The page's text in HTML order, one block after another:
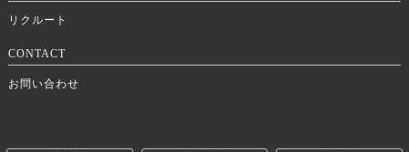
リクルート
CONTACT
お問い合わせ